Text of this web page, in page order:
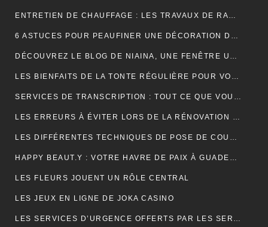
ENTRETIEN DE CHAUFFAGE : LES TRAVAUX DE RAMONAGE EN DÉTAIL
6 ASTUCES POUR PEAUFINER UNE DÉCORATION DE MARIAGE
DÉCOUVREZ LE BLOG DE NIAINA, UNE FENÊTRE UNIQUE SUR MADAGASCAR
LES BIENFAITS DE LA TONTE RÉGULIÈRE POUR VOTRE PELOUSE
SERVICES DE TRANSCRIPTION : TOUT CE QUE VOUS DEVEZ SAVOIR
LES ERREURS À ÉVITER LORS DE LA RÉNOVATION DE VOTRE TOITURE
LES DIFFÉRENTES TECHNIQUES DE POSE DE COUVERTURE
HAPPY BEAUT.Y : VOTRE HAVRE DE PAIX À GUADELOUPE ET À PARIS
LES FLEURS JOUENT UN RÔLE CENTRAL
LES JEUX EN LIGNE DE JOKA CASINO
LES SERVICES D’URGENCE OFFERTS PAR LES SERRURIERS À PARIS